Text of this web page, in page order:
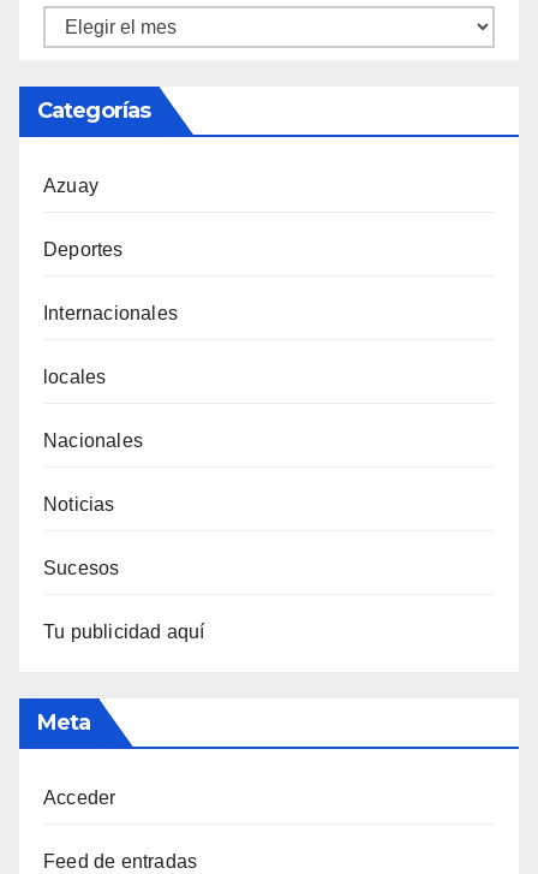
Ortiz
Categorías
Azuay
Deportes
Internacionales
locales
Nacionales
Noticias
Sucesos
Tu publicidad aquí
Meta
Acceder
Feed de entradas